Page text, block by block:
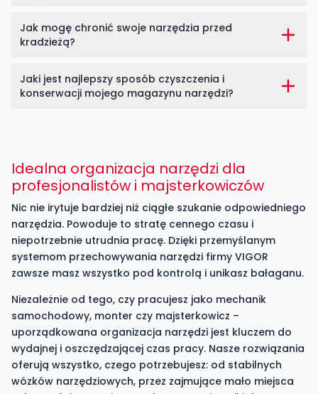
Jak mogę chronić swoje narzędzia przed
kradzieżą?
Jaki jest najlepszy sposób czyszczenia i
konserwacji mojego magazynu narzędzi?
Idealna organizacja narzędzi dla
profesjonalistów i majsterkowiczów
Nic nie irytuje bardziej niż ciągłe szukanie odpowiedniego
narzędzia. Powoduje to stratę cennego czasu i
niepotrzebnie utrudnia pracę. Dzięki przemyślanym
systemom przechowywania narzędzi firmy VIGOR
zawsze masz wszystko pod kontrolą i unikasz bałaganu.
Niezależnie od tego, czy pracujesz jako mechanik
samochodowy, monter czy majsterkowicz –
uporządkowana organizacja narzędzi jest kluczem do
wydajnej i oszczędzającej czas pracy. Nasze rozwiązania
oferują wszystko, czego potrzebujesz: od stabilnych
wózków narzędziowych, przez zajmujące mało miejsca